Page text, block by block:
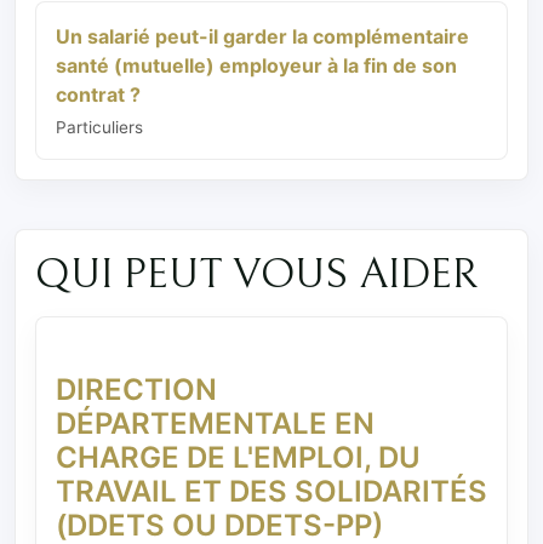
Un salarié peut-il garder la complémentaire
santé (mutuelle) employeur à la fin de son
contrat ?
Particuliers
QUI PEUT VOUS AIDER
DIRECTION
DÉPARTEMENTALE EN
CHARGE DE L'EMPLOI, DU
TRAVAIL ET DES SOLIDARITÉS
(DDETS OU DDETS-PP)